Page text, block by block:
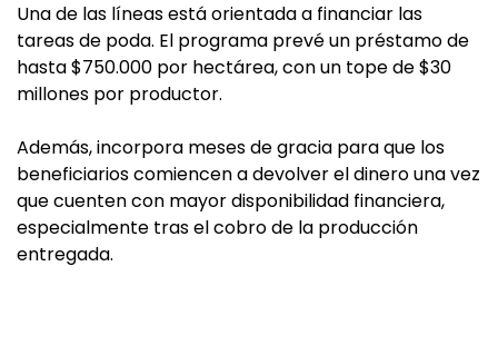
Una de las líneas está orientada a financiar las
tareas de poda. El programa prevé un préstamo de
hasta $750.000 por hectárea, con un tope de $30
millones por productor.
Además, incorpora meses de gracia para que los
beneficiarios comiencen a devolver el dinero una vez
que cuenten con mayor disponibilidad financiera,
especialmente tras el cobro de la producción
entregada.